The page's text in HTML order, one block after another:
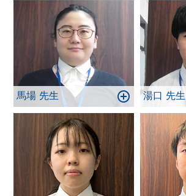
馬場 先生 湯口 先生